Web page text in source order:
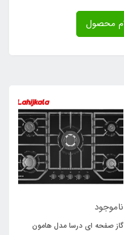
ناموجود
گاز صفحه ای درسا مدل هامون